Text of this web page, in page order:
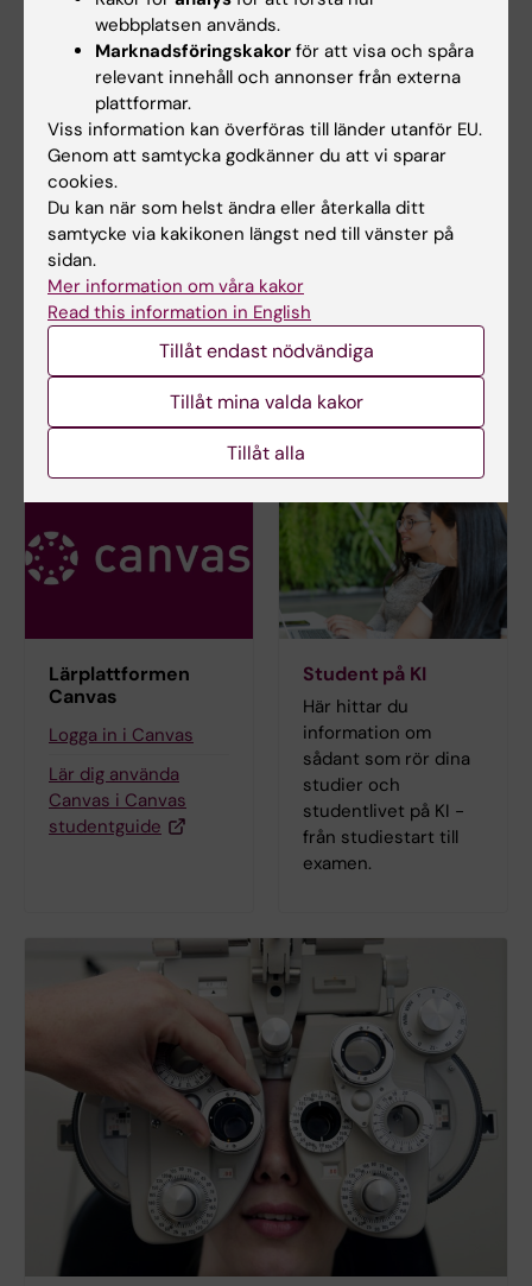
Alberto Domínguez Vicent
Examinator och kursansvarig
Telefon:
+46852482523
E-post:
alberto.dominguez.vicent@ki.se
Jaana Johansson
Administratör
Telefon:
+46852482529
E-post:
jaana.johansson@ki.se
Lärplattformen
Canvas
Logga in i Canvas
Lär dig använda
Canvas i Canvas
studentguide
Student på KI
Här hittar du
information om
sådant som rör dina
studier och
studentlivet på KI -
från studiestart till
examen.
webbplatsen används.
Marknadsföringskakor för att visa och spåra
relevant innehåll och annonser från externa
plattformar.
Viss information kan överföras till länder utanför EU.
Genom att samtycka godkänner du att vi sparar
cookies.
Du kan när som helst ändra eller återkalla ditt
samtycke via kakikonen längst ned till vänster på
sidan.
Mer information om våra kakor
Read this information in English
Tillåt endast nödvändiga
Tillåt mina valda kakor
Tillåt alla